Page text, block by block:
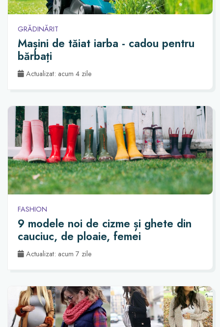
GRĂDINĂRIT
Mașini de tăiat iarba - cadou pentru
bărbați
Actualizat: acum 4 zile
FASHION
9 modele noi de cizme și ghete din
cauciuc, de ploaie, femei
Actualizat: acum 7 zile